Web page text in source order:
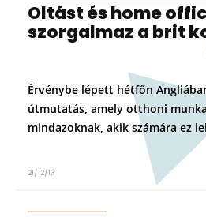
Oltást és home
szorgalmaz a brit
Érvénybe lépett hétfőn
útmutatás, amely otthoni
mindazoknak, akik számára ez
21/12/13